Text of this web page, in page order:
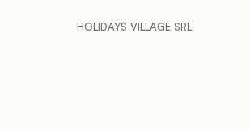
HOLIDAYS VILLAGE SRL